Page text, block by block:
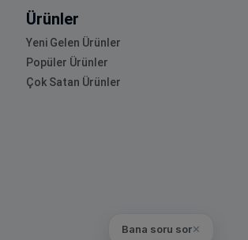
Bana soru sor✕
Ürünler
Yeni Gelen Ürünler
Popüler Ürünler
Çok Satan Ürünler